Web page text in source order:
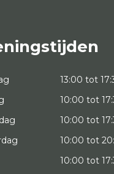
13:00 tot
10:00 tot
10:00 tot
10:00 tot
10:00 tot